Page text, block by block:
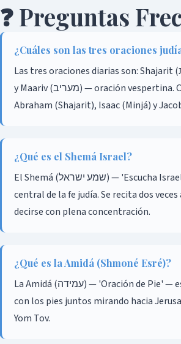
❓ Preguntas
¿Cuáles son las tres oraciones
Las tres oraciones diarias son: Shajarit (שחרית) — oración matutina; Minjá (מנחה) — oración de la tarde;
y Maariv (מעריב) — oración vespertina. Corresponden a oraciones establecidas por los tres Patriarcas:
Abraham (Shajarit), Isaac (Minjá) y
¿Qué es el Shemá Israel?
El Shemá (שמע ישראל) — 'Escucha Israel, Hashem es nuestro D-os, Hashem es Uno' — es la declaración
central de la fe judía. Se recita dos
decirse con plena concentración.
¿Qué es la Amidá (Shmoné Esré)?
La Amidá (עמידה) — 'Oración de Pie' — es la oración central de cada servicio, recitada en silencio de pie
con los pies juntos mirando hacia
Yom Tov.